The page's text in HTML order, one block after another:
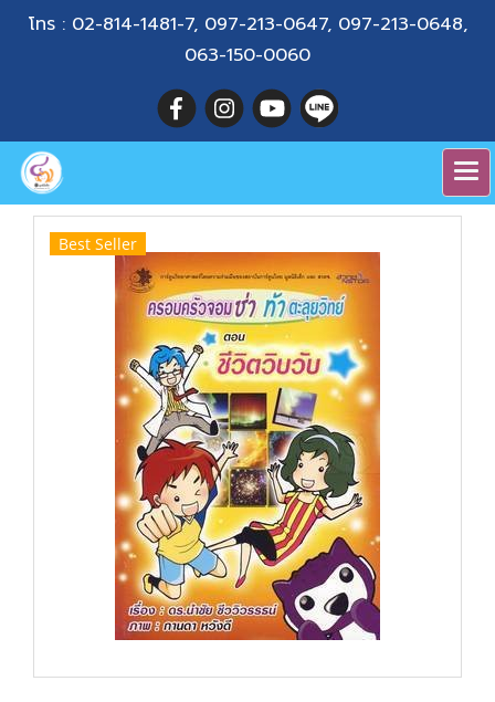
โทร : 02-814-1481-7, 097-213-0647, 097-213-0648,
063-150-0060
Best Seller